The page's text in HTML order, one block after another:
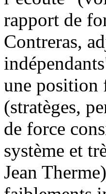
rapport de
Contreras,
une position
(stratèges,
de force
système et
Jean